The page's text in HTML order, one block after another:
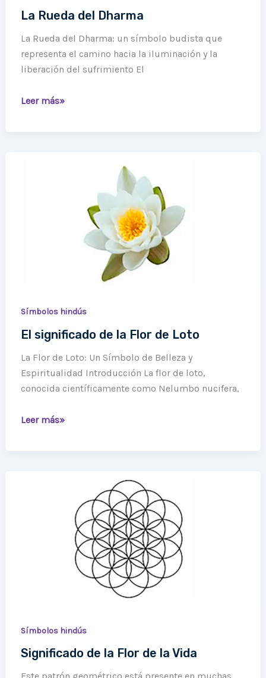
La Rueda del Dharma
La Rueda del Dharma: un símbolo budista que
representa el camino hacia la iluminación y la
liberación del sufrimiento El
Leer más»
Símbolos hindús
El significado de la Flor de Loto
La Flor de Loto: Un Símbolo de Belleza y
Espiritualidad Introducción La flor de loto,
conocida científicamente como Nelumbo nucifera,
Leer más»
Símbolos hindús
Significado de la Flor de la Vida